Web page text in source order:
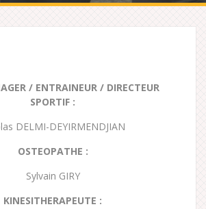
/ ENTRAINEUR / DIRECTEUR
SPORTIF :
DELMI-DEYIRMENDJIAN
OSTEOPATHE :
Sylvain GIRY
KINESITHERAPEUTE :